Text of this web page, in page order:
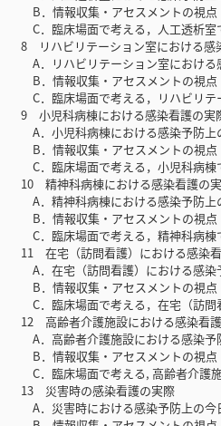
B．情報収集・アセスメントの視点
C．臨床場面で考える，人工透析室
8 リハビリテーション室における感
A．リハビリテーション室における
B．情報収集・アセスメントの視点
C．臨床場面で考える，リハビリテ
9 小児科病棟における感染看護の実
A．小児科病棟における感染予防上
B．情報収集・アセスメントの視点
C．臨床場面で考える，小児科病棟
10 精神科病棟における感染看護の
A．精神科病棟における感染予防上
B．情報収集・アセスメントの視点
C．臨床場面で考える，精神科病棟
11 在宅（訪問看護）における感染
A．在宅（訪問看護）における感染
B．情報収集・アセスメントの視点
C．臨床場面で考える，在宅（訪問
12 高齢者介護施設における感染看
A．高齢者介護施設における感染予
B．情報収集・アセスメントの視点
C．臨床場面で考える, 高齢者介護
13 災害時の感染看護の実際
A．災害時における感染予防上の今